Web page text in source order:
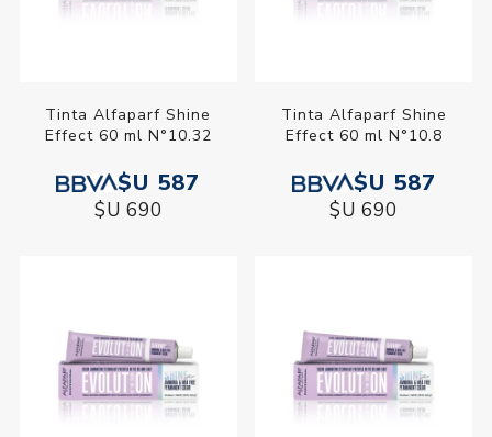
Tinta Alfaparf Shine
Effect 60 ml N°10.32
$U 587
$U 690
Tinta Alfaparf Shine
Effect 60 ml N°10.8
$U 587
$U 690